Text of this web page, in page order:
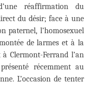
réaffirmation du
du désir; face à une
paternel, l’homosexuel
de larmes et à la
Clermont-Ferrand l’an
récemment au
L’occasion de tenter